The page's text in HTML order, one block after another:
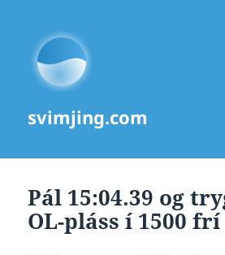
svimjing.com
Pál 15:04.39 og
OL-pláss í 1500 frí